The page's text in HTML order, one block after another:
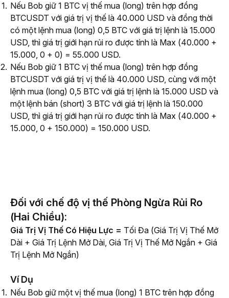
Nếu Bob giữ 1 BTC vị thế mua (long) trên hợp đồng
BTCUSDT với giá trị vị thế là 40.000 USD và đồng thời
có một lệnh mua (long) 0,5 BTC với giá trị lệnh là 15.000
USD, thì giá trị giới hạn rủi ro được tính là Max (40.000 +
15.000, 0 + 0) = 55.000 USD.
Nếu Bob giữ 1 BTC vị thế mua (long) trên hợp đồng
BTCUSDT với giá trị vị thế là 40.000 USD, cùng với một
lệnh mua (long) 0,5 BTC với giá trị lệnh là 15.000 USD và
một lệnh bán (short) 3 BTC với giá trị lệnh là 150.000
USD, thì giá trị giới hạn rủi ro được tính là Max (40.000 +
15.000, 0 + 150.000) = 150.000 USD.
Đối với chế độ vị thế Phòng Ngừa Rủi Ro
(Hai Chiều):
Giá Trị Vị Thế Có Hiệu Lực = Tối Đa (Giá Trị Vị Thế Mở
Dài + Giá Trị Lệnh Mở Dài, Giá Trị Vị Thế Mở Ngắn + Giá
Trị Lệnh Mở Ngắn)
Ví Dụ
Nếu Bob giữ một vị thế mua (long) 1 BTC trên hợp đồng